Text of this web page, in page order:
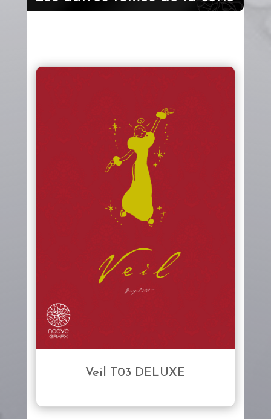
Veil T03 DELUXE